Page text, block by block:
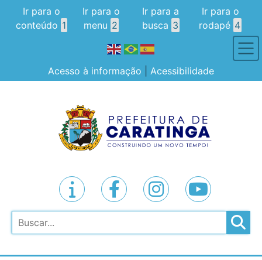
Ir para o
conteúdo 1
Ir para o
menu 2
Ir para a
busca 3
Ir para o
rodapé 4
Acesso à informação Acessibilidade
Pesquisar